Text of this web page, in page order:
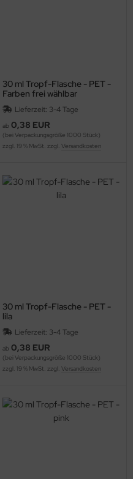
30 ml Tropf-Flasche - PET -
Farben frei wählbar
Lieferzeit: 3-4 Tage
ab 0,38 EUR
(bei Verpackungsgröße 1000 Stück)
zzgl. 19 % MwSt. zzgl. Versandkosten
30 ml Tropf-Flasche - PET -
lila
Lieferzeit: 3-4 Tage
ab 0,38 EUR
(bei Verpackungsgröße 1000 Stück)
zzgl. 19 % MwSt. zzgl. Versandkosten